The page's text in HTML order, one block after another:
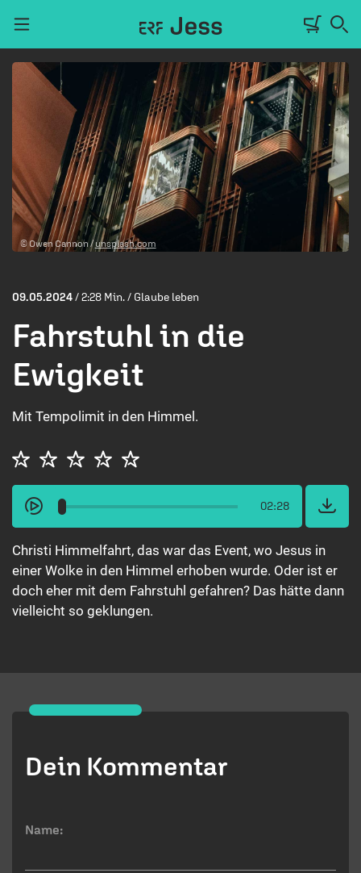
TALKWERK
REPORTAGE
RADIO
DEINE APP
MITMACHEN
ÜBER UNS
© Owen Cannon /unsplash.com
09.05.2024/ 2:28 Min. / Glaube leben
Fahrstuhl in die
Ewigkeit
Mit Tempolimit in den Himmel.
02:28
Christi Himmelfahrt, das war das Event, wo Jesus in
einer Wolke in den Himmel erhoben wurde. Oder ist er
doch eher mit dem Fahrstuhl gefahren? Das hätte dann
vielleicht so geklungen.
Dein Kommentar
Name: